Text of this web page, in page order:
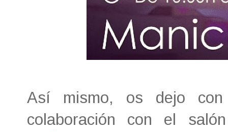
Así mismo, os dejo
colaboración con el